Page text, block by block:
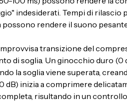
indesiderati. Tempi di rilascio
possono rendere il suono
transizione del
di soglia. Un ginocchio duro (0
la soglia viene superata,
dB) inizia a comprimere
risultando in un